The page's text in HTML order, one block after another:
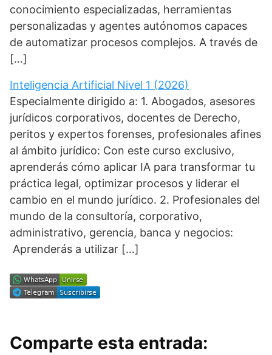
conocimiento especializadas, herramientas
personalizadas y agentes autónomos capaces
de automatizar procesos complejos. A través de
[…]
Inteligencia Artificial Nivel 1 (2026)
Especialmente dirigido a: 1. Abogados, asesores
jurídicos corporativos, docentes de Derecho,
peritos y expertos forenses, profesionales afines
al ámbito jurídico: Con este curso exclusivo,
aprenderás cómo aplicar IA para transformar tu
práctica legal, optimizar procesos y liderar el
cambio en el mundo jurídico. 2. Profesionales del
mundo de la consultoría, corporativo,
administrativo, gerencia, banca y negocios:
Aprenderás a utilizar […]
Comparte esta entrada: